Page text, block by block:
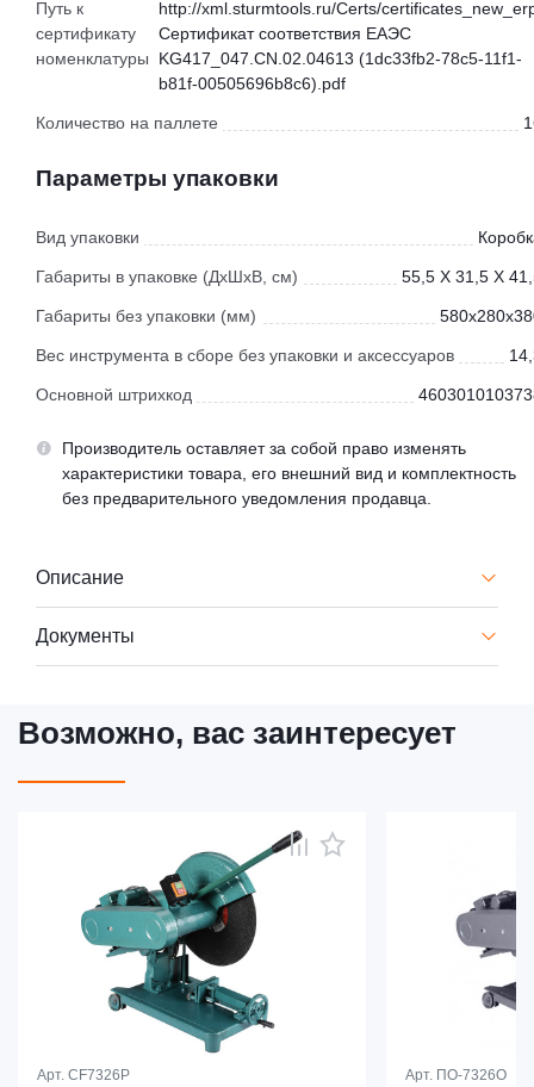
Путь к
сертификату
номенклатуры
http://xml.sturmtools.ru/Certs/
Сертификат соответствия ЕАЭС
KG417_047.CN.02.04613 (1dc33fb2-78c5-11f1-
b81f-00505696b8c6).pdf
Количество на паллете
Параметры упаковки
Вид упаковки
Габариты в упаковке (ДхШхВ, см) 55,5 X 31,5 X
Габариты без упаковки (мм)
Вес инструмента в сборе без упаковки и аксессуаров
Основной штрихкод
Производитель оставляет за собой право изменять
характеристики товара, его внешний вид и комплектность
без предварительного уведомления продавца.
Описание
Документы
Возможно, вас заинтересует
Арт. CF7326P Арт. ПО-7326О